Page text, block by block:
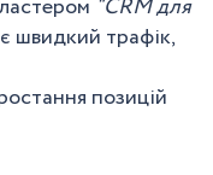
“CRM для
швидкий трафік,
позицій